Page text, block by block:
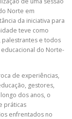
Norte em
da iniciativa para
teve como
e todos
do Norte-
de experiências,
gestores,
dos anos, o
práticas
enfrentados no